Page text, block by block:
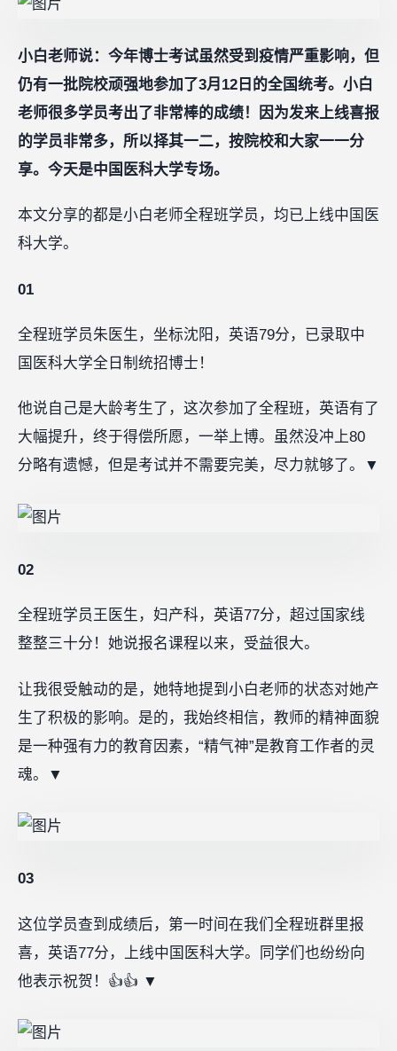
小白老师说：今年博士考试虽然受到疫情严重影响，但
仍有一批院校顽强地参加了3月12日的全国统考。小白
老师很多学员考出了非常棒的成绩！因为发来上线喜报
的学员非常多，所以择其一二，按院校和大家一一分
享。今天是中国医科大学专场。
本文分享的都是小白老师全程班学员，均已上线中国医
科大学。
01
全程班学员朱医生，坐标沈阳，英语79分，已录取中
国医科大学全日制统招博士！
他说自己是大龄考生了，这次参加了全程班，英语有了
大幅提升，终于得偿所愿，一举上博。虽然没冲上80
分略有遗憾，但是考试并不需要完美，尽力就够了。▼
02
全程班学员王医生，妇产科，英语77分，超过国家线
整整三十分！她说报名课程以来，受益很大。
让我很受触动的是，她特地提到小白老师的状态对她产
生了积极的影响。是的，我始终相信，教师的精神面貌
是一种强有力的教育因素，“精气神”是教育工作者的灵
魂。▼
03
这位学员查到成绩后，第一时间在我们全程班群里报
喜，英语77分，上线中国医科大学。同学们也纷纷向
他表示祝贺！👍👍 ▼